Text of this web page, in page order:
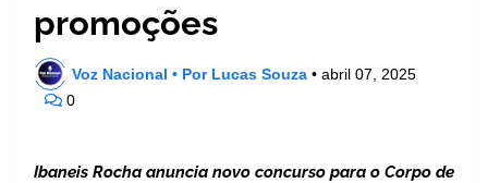
promoções
Voz Nacional • Por Lucas Souza • abril 07, 2025
0
Ibaneis Rocha anuncia novo concurso para o Corpo de